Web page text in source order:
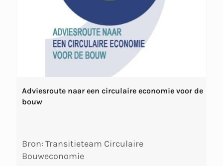
Adviesroute naar een circulaire economie voor de
bouw
Bron: Transitieteam Circulaire
Bouweconomie